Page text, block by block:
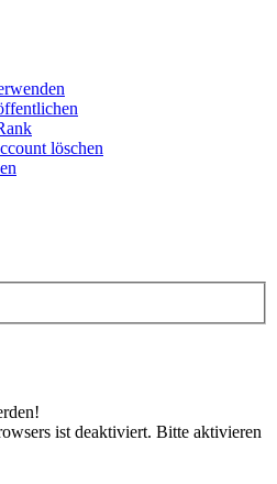
löschen
ist deaktiviert. Bitte aktivieren